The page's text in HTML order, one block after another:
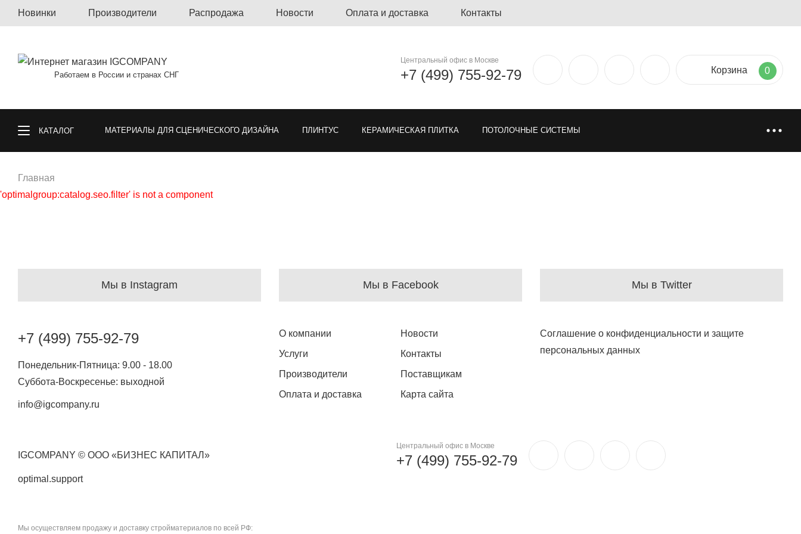
Новинки Производители Распродажа Новости Оплата и доставка Контакты
Работаем в России и странах СНГ
Центральный офис в Москве
+7 (499) 755-92-79 Корзина 0
КАТАЛОГ МАТЕРИАЛЫ ДЛЯ СЦЕНИЧЕСКОГО ДИЗАЙНА ПЛИНТУС КЕРАМИЧЕСКАЯ ПЛИТКА ПОТОЛОЧНЫЕ СИСТЕМЫ
Главная
'optimalgroup:catalog.seo.filter' is not a component
Мы в Instagram Мы в Facebook Мы в Twitter
+7 (499) 755-92-79
Понедельник-Пятница: 9.00 - 18.00
Суббота-Воскресенье: выходной
info@igcompany.ru
О компании
Новости
Услуги
Контакты
Производители
Поставщикам
Оплата и доставка
Карта сайта
Соглашение о конфиденциальности и защите
персональных данных
IGCOMPANY © ООО «БИЗНЕС КАПИТАЛ»
Центральный офис в Москве
+7 (499) 755-92-79
optimal.support
Мы осуществляем продажу и доставку стройматериалов по всей РФ: